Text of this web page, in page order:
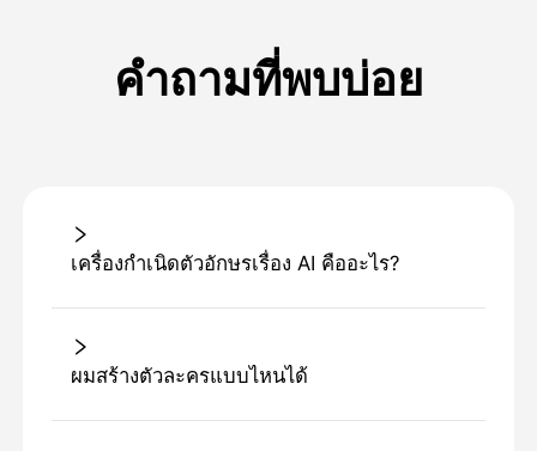
คำถามที่พบบ่อย
เครื่องกําเนิดตัวอักษรเรื่อง AI คืออะไร?
ผมสร้างตัวละครแบบไหนได้